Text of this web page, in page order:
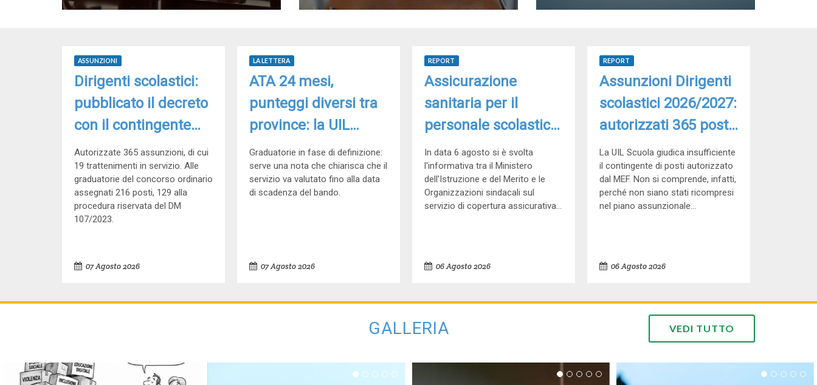
ASSUNZIONI
Dirigenti scolastici:
pubblicato il decreto
con il contingente
delle assunzioni per
il 2026/2027
Autorizzate 365 assunzioni, di cui
19 trattenimenti in servizio. Alle
graduatorie del concorso ordinario
assegnati 216 posti, 129 alla
procedura riservata del DM
107/2023.
07 Agosto 2026
LA LETTERA
ATA 24 mesi,
punteggi diversi tra
province: la UIL
Scuola scrive al MIM
Graduatorie in fase di definizione:
serve una nota che chiarisca che il
servizio va valutato fino alla data
di scadenza del bando.
07 Agosto 2026
REPORT
Assicurazione
sanitaria per il
personale scolastico,
attivazione prevista
in autunno
In data 6 agosto si è svolta
l'informativa tra il Ministero
dell'Istruzione e del Merito e le
Organizzazioni sindacali sul
servizio di copertura assicurativa...
06 Agosto 2026
REPORT
Assunzioni Dirigenti
scolastici 2026/2027:
autorizzati 365 posti,
per la UIL Scuola
contingente
insufficiente
La UIL Scuola giudica insufficiente
il contingente di posti autorizzato
dal MEF. Non si comprende, infatti,
perché non siano stati ricompresi
nel piano assunzionale...
06 Agosto 2026
GALLERIA VEDI TUTTO